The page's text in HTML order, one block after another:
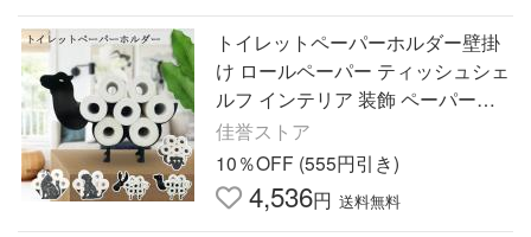
トイレットペーパーホルダー壁掛
け ロールペーパー ティッシュシェ
ルフ インテリア 装飾 ペーパータ
オルホルダー
佳誉ストア
10％OFF (555円引き)
4,536円 送料無料